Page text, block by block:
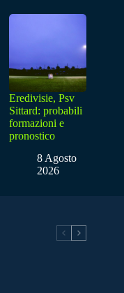
Eredivisie, Psv
Sittard: probabili
formazioni e
pronostico
8 Agosto
2026